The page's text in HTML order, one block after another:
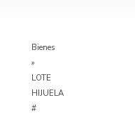
Bienes
»
LOTE
HIJUELA
#